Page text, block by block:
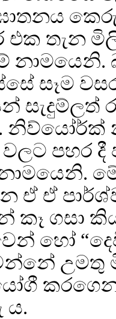
එක තැන
සෑම
සැදුම්ලත්
නිව්යෝර්ක්
පහර දී
ඒ ඒ
කෑ ගසා
හෝ
කරගෙන
ය.